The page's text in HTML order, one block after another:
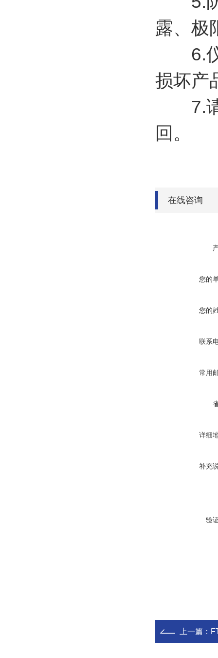
露、极
6.仪
损坏产
7.请
回。
在线咨询
您的
您的
联系
常用
详细
补充
验
上一篇：